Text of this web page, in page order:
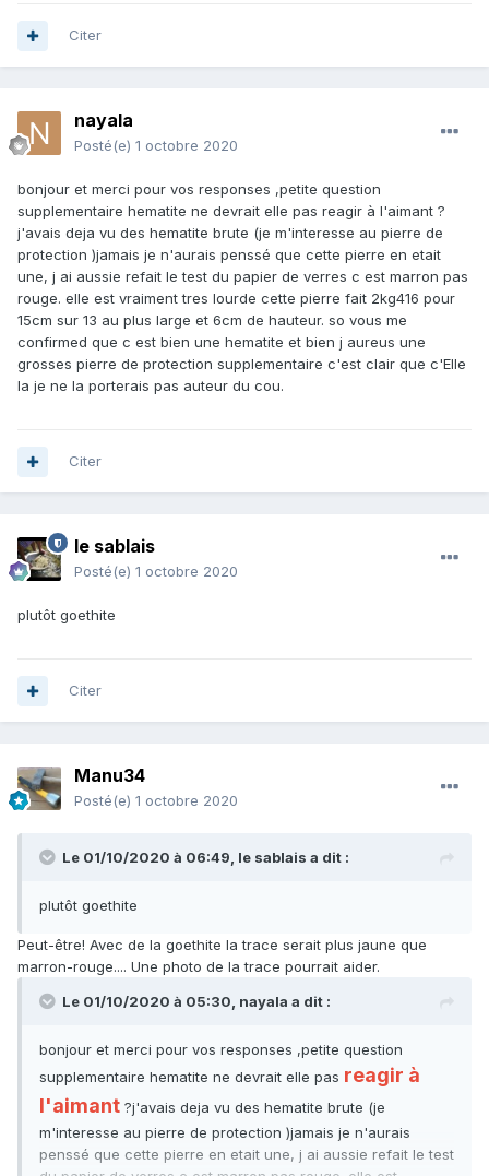
Citer
nayala
Posté(e) 1 octobre 2020
bonjour et merci pour vos responses ,petite question
supplementaire hematite ne devrait elle pas reagir à l'aimant ?
j'avais deja vu des hematite brute (je m'interesse au pierre de
protection )jamais je n'aurais penssé que cette pierre en etait
une, j ai aussie refait le test du papier de verres c est marron pas
rouge. elle est vraiment tres lourde cette pierre fait 2kg416 pour
15cm sur 13 au plus large et 6cm de hauteur. so vous me
confirmed que c est bien une hematite et bien j aureus une
grosses pierre de protection supplementaire c'est clair que c'Elle
la je ne la porterais pas auteur du cou.
Citer
le sablais
Posté(e) 1 octobre 2020
plutôt goethite
Citer
Manu34
Posté(e) 1 octobre 2020
Le 01/10/2020 à 06:49, le sablais a dit :
plutôt goethite
Peut-être! Avec de la goethite la trace serait plus jaune que
marron-rouge.... Une photo de la trace pourrait aider.
Le 01/10/2020 à 05:30, nayala a dit :
bonjour et merci pour vos responses ,petite question
supplementaire hematite ne devrait elle pas reagir à
l'aimant ?j'avais deja vu des hematite brute (je
m'interesse au pierre de protection )jamais je n'aurais
penssé que cette pierre en etait une, j ai aussie refait le test